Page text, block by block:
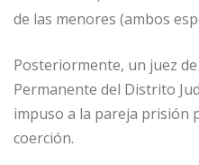
de las menores (ambos
Posteriormente, un juez
Permanente del Distrito
impuso a la pareja prisión
coerción.